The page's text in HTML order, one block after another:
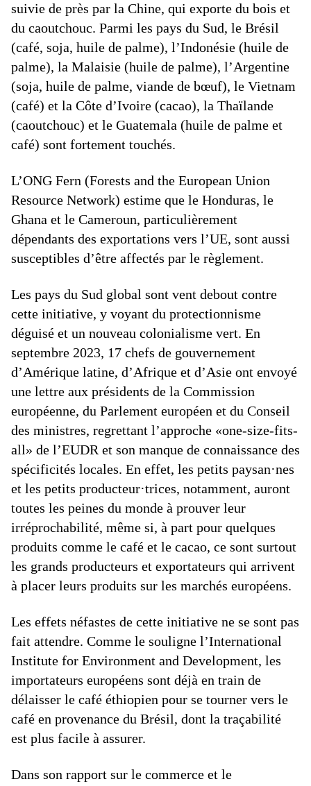
suivie de près par la Chine, qui exporte du bois et
du caoutchouc. Parmi les pays du Sud, le Brésil
(café, soja, huile de palme), l’Indonésie (huile de
palme), la Malaisie (huile de palme), l’Argentine
(soja, huile de palme, viande de bœuf), le Vietnam
(café) et la Côte d’Ivoire (cacao), la Thaïlande
(caoutchouc) et le Guatemala (huile de palme et
café) sont fortement touchés.
L’ONG Fern (Forests and the European Union
Resource Network) estime que le Honduras, le
Ghana et le Cameroun, particulièrement
dépendants des exportations vers l’UE, sont aussi
susceptibles d’être affectés par le règlement.
Les pays du Sud global sont vent debout contre
cette initiative, y voyant du protectionnisme
déguisé et un nouveau colonialisme vert. En
septembre 2023, 17 chefs de gouvernement
d’Amérique latine, d’Afrique et d’Asie ont envoyé
une lettre aux présidents de la Commission
européenne, du Parlement européen et du Conseil
des ministres, regrettant l’approche «one-size-fits-
all» de l’EUDR et son manque de connaissance des
spécificités locales. En effet, les petits paysan·nes
et les petits producteur·trices, notamment, auront
toutes les peines du monde à prouver leur
irréprochabilité, même si, à part pour quelques
produits comme le café et le cacao, ce sont surtout
les grands producteurs et exportateurs qui arrivent
à placer leurs produits sur les marchés européens.
Les effets néfastes de cette initiative ne se sont pas
fait attendre. Comme le souligne l’International
Institute for Environment and Development, les
importateurs européens sont déjà en train de
délaisser le café éthiopien pour se tourner vers le
café en provenance du Brésil, dont la traçabilité
est plus facile à assurer.
Dans son rapport sur le commerce et le